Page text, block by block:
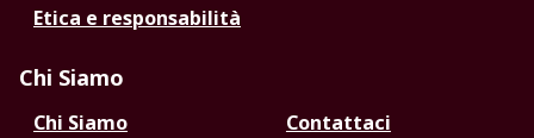
Etica e responsabilità
Chi Siamo
Chi Siamo Contattaci